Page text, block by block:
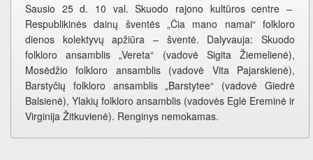
Sausio 25 d. 10 val. Skuodo rajono kultūros centre –
Respublikinės dainų šventės „Čia mano namai“ folkloro
dienos kolektyvų apžiūra – šventė. Dalyvauja: Skuodo
folkloro ansamblis „Vereta“ (vadovė Sigita Žiemelienė),
Mosėdžio folkloro ansamblis (vadovė Vita Pajarskienė),
Barstyčių folkloro ansamblis „Barstytee“ (vadovė Giedrė
Balsienė), Ylakių folkloro ansamblis (vadovės Eglė Ereminė ir
Virginija Žitkuvienė). Renginys nemokamas.